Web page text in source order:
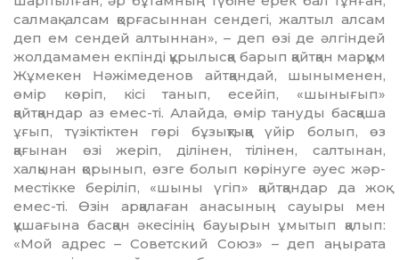
салмақ алсам қорға­сын­нан сендегі, жалтыл алсам
деп ем сен­дей алтыннан», – деп өзі де әлгін­дей
жолдамамен екпінді құрылысқа барып қайтқан марқұм
Жұмекен Нәжімеденов айтқандай, шыныменен,
өмір көріп, кісі танып, есейіп, «шы­нығып»
қайтқандар аз емес-ті. Алайда, өмір тануды басқаша
ұғып, түзіктіктен гөрі бұзықтыққа үйір бо­лып, өз
қағынан өзі жеріп, ділінен, ті­лінен, салтынан,
халқынан қоры­нып, өзге болып көрінуге әуес жәр­
мес­тікке беріліп, «шыны үгіп» қайт­қандар да жоқ
емес-ті. Өзін арқалаған анасының сауыры мен
құшағына басқан әкесінің бауырын ұмытып қалып:
«Мой адрес – Советский Союз» – деп аңырата